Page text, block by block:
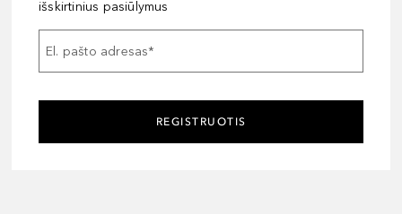
išskirtinius pasiūlymus
El. pašto adresas*
REGISTRUOTIS